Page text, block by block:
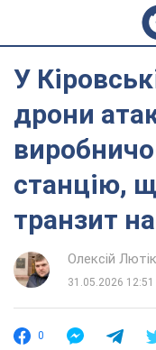
У
дрони
станцію,
транзит
Олексій
31.05.2026 12:51
0